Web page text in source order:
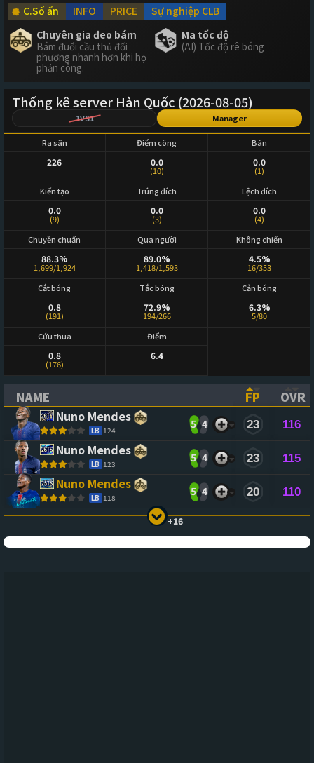
C.Số ẩn INFO PRICE
Sự nghiệp CLB
Chuyên gia đeo bám
Bám đuổi cầu thủ đối
phương nhanh hơn khi họ
phản công.
Ma tốc độ
(AI) Tốc độ rê bóng
Thống kê server Hàn Quốc (2026-08-05)
1VS1 Manager
Ra sân
226
Điểm công
0.0
(10)
Bàn
0.0
(1)
Kiến tạo
0.0
(9)
Trúng đích
0.0
(3)
Lệch đích
0.0
(4)
Chuyền chuẩn
88.3%
1,699/1,924
Qua người
89.0%
1,418/1,593
Không chiến
4.5%
16/353
Cắt bóng
0.8
(191)
Tắc bóng
72.9%
194/266
Cản bóng
6.3%
5/80
Cứu thua
0.8
(176)
Điểm
6.4
NAME
(CLICK TO SORT ASCENDING)
FP
OVR
Nuno Mendes
LB 124
5 4 23 116
Nuno Mendes
LB 123
5 4 23 115
Nuno Mendes
LB 118
5 4 20 110
+16